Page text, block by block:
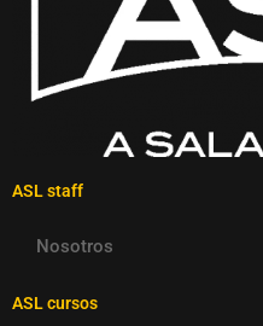
ASL staff
Nosotros
ASL cursos